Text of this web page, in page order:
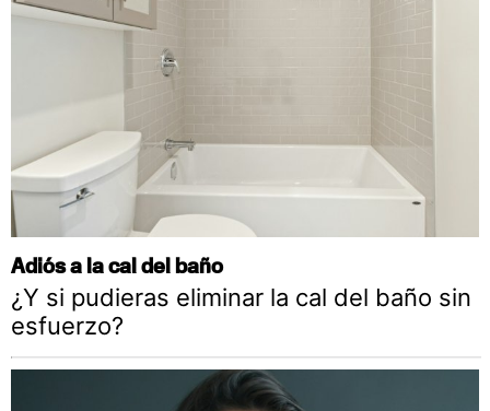
Adiós a la cal del baño
¿Y si pudieras eliminar la cal del baño sin
esfuerzo?